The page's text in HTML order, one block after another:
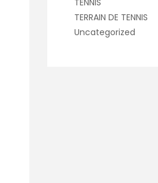
TENNIS
TERRAIN DE TENNIS
Uncategorized